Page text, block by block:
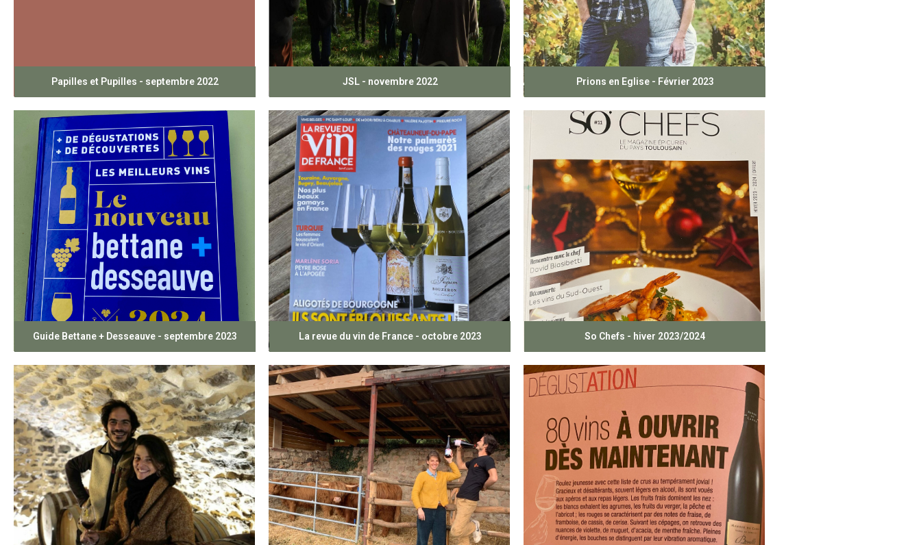
Papilles et Pupilles - septembre 2022 JSL - novembre 2022 Prions en Eglise - Février 2023
Guide Bettane + Desseauve - septembre 2023 La revue du vin de France - octobre 2023 So Chefs - hiver 2023/2024